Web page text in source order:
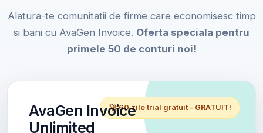
Alatura-te comunitatii de firme care economisesc timp
si bani cu AvaGen Invoice. Oferta speciala pentru
primele 50 de conturi noi!
🚀 60 zile trial gratuit - GRATUIT!
AvaGen Invoice
Unlimited